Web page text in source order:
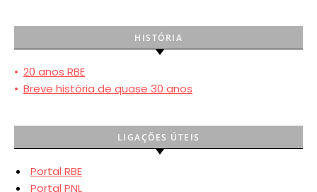
HISTÓRIA
• 20 anos RBE
• Breve história de quase 30 anos
LIGAÇÕES ÚTEIS
Portal RBE
Portal PNL